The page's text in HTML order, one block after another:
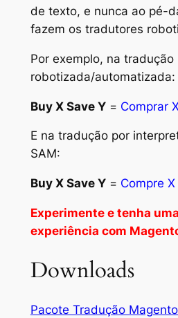
de texto, e nunca ao pé-
fazem os tradutores
Por exemplo, na tradução
robotizada/automatizada:
Buy X Save Y= Comprar
E na tradução por
SAM:
Buy X Save Y= Compre
Experimente e tenha
experiência com
Downloads
Pacote Tradução